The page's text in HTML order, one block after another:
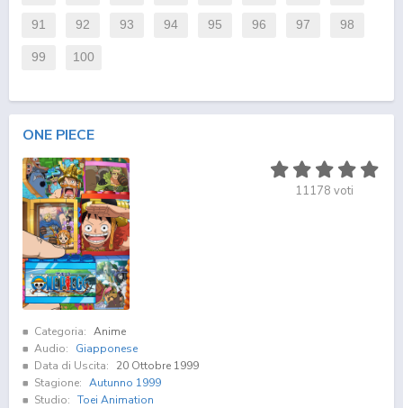
91 92 93 94 95 96 97 98
99 100
ONE PIECE
11178 voti
Categoria: Anime
Audio:
Giapponese
Data di Uscita:
20 Ottobre 1999
Stagione: Autunno 1999
Studio: Toei Animation